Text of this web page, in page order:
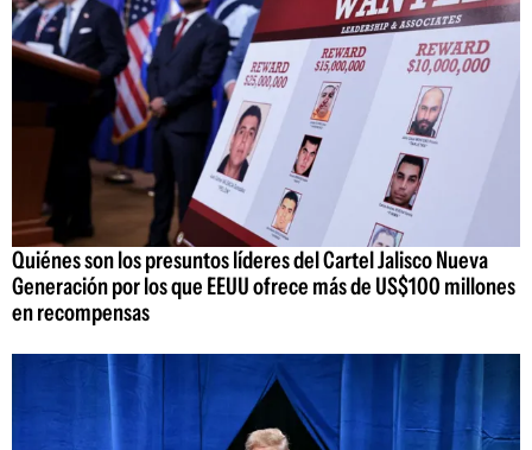
Quiénes son los presuntos líderes del Cartel Jalisco Nueva
Generación por los que EEUU ofrece más de US$100 millones
en recompensas